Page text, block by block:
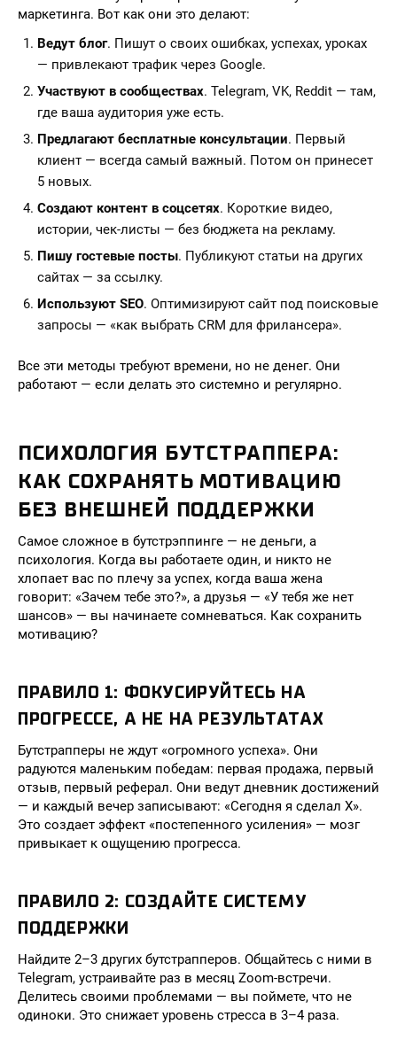
маркетинга. Вот как они это делают:
Ведут блог. Пишут о своих ошибках, успехах, уроках
— привлекают трафик через Google.
Участвуют в сообществах. Telegram, VK, Reddit — там,
где ваша аудитория уже есть.
Предлагают бесплатные консультации. Первый
клиент — всегда самый важный. Потом он принесет
5 новых.
Создают контент в соцсетях. Короткие видео,
истории, чек-листы — без бюджета на рекламу.
Пишу гостевые посты. Публикуют статьи на других
сайтах — за ссылку.
Используют SEO. Оптимизируют сайт под поисковые
запросы — «как выбрать CRM для фрилансера».
Все эти методы требуют времени, но не денег. Они
работают — если делать это системно и регулярно.
ПСИХОЛОГИЯ БУТСТРАППЕРА:
КАК СОХРАНЯТЬ МОТИВАЦИЮ
БЕЗ ВНЕШНЕЙ ПОДДЕРЖКИ
Самое сложное в бутстрэппинге — не деньги, а
психология. Когда вы работаете один, и никто не
хлопает вас по плечу за успех, когда ваша жена
говорит: «Зачем тебе это?», а друзья — «У тебя же нет
шансов» — вы начинаете сомневаться. Как сохранить
мотивацию?
ПРАВИЛО 1: ФОКУСИРУЙТЕСЬ НА
ПРОГРЕССЕ, А НЕ НА РЕЗУЛЬТАТАХ
Бутстрапперы не ждут «огромного успеха». Они
радуются маленьким победам: первая продажа, первый
отзыв, первый реферал. Они ведут дневник достижений
— и каждый вечер записывают: «Сегодня я сделал X».
Это создает эффект «постепенного усиления» — мозг
привыкает к ощущению прогресса.
ПРАВИЛО 2: СОЗДАЙТЕ СИСТЕМУ
ПОДДЕРЖКИ
Найдите 2–3 других бутстрапперов. Общайтесь с ними в
Telegram, устраивайте раз в месяц Zoom-встречи.
Делитесь своими проблемами — вы поймете, что не
одиноки. Это снижает уровень стресса в 3–4 раза.